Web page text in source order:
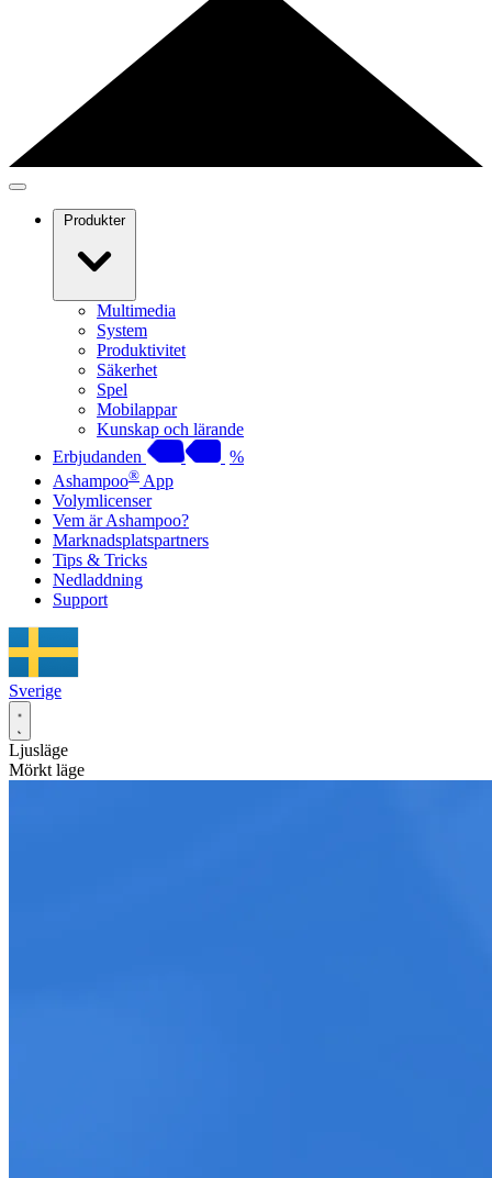
Produkter
Multimedia
System
Produktivitet
Säkerhet
Spel
Mobilappar
Kunskap och lärande
Erbjudanden
%
Ashampoo® App
Volymlicenser
Vem är Ashampoo?
Marknadsplatspartners
Tips & Tricks
Nedladdning
Support
Sverige
Ljusläge
Mörkt läge